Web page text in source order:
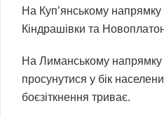
На Куп’янському напрямку
Кіндрашівки та
На Лиманському напрямку
просунутися у бік
боєзіткнення триває.